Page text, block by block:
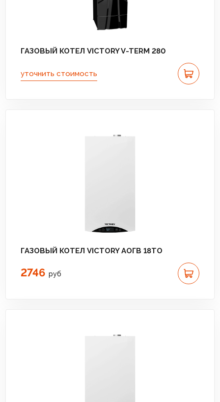
ГАЗОВЫЙ КОТЕЛ VICTORY V-TERM 280
уточнить стоимость
ГАЗОВЫЙ КОТЕЛ VICTORY АОГВ 18TО
2746 руб